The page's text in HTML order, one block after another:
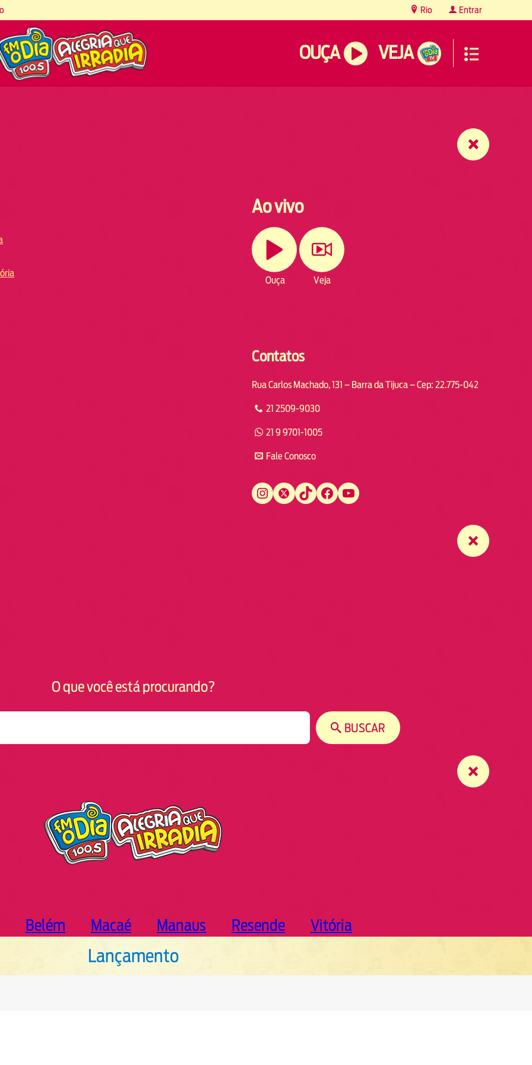
Rio Entrar
OUÇA VEJA
Ao vivo
Ouça Veja
Contatos
Rua Carlos Machado, 131 – Barra da Tijuca – Cep: 22.775-042
21 2509-9030
21 9 9701-1005
Fale Conosco
Instagram Twitter TikTok Facebook YouTube
O que você está procurando?
BUSCAR
Belém Macaé Manaus Resende Vitória
Lançamento